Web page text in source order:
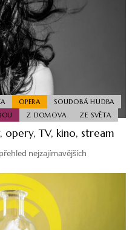
OPERA
SOUDOBÁ HUDBA
Z DOMOVA ZE SVĚTA
opery, TV, kino, stream
nejzajímavějších